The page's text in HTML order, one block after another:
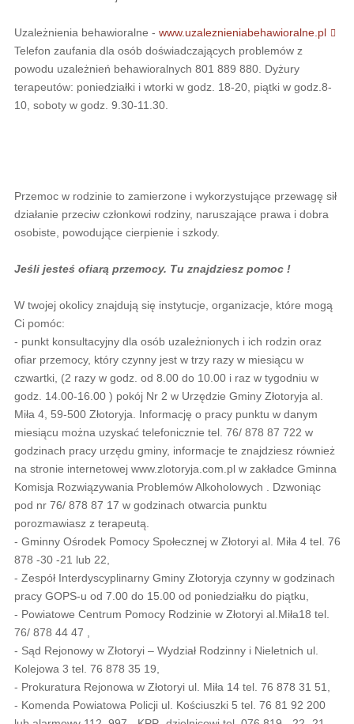
Uzależnienia behawioralne - www.uzaleznieniabehawioralne.pl
Telefon zaufania dla osób doświadczających problemów z
powodu uzależnień behawioralnych 801 889 880. Dyżury
terapeutów: poniedziałki i wtorki w godz. 18-20, piątki w godz.8-
10, soboty w godz. 9.30-11.30.
Przemoc w rodzinie to zamierzone i wykorzystujące przewagę sił
działanie przeciw członkowi rodziny, naruszające prawa i dobra
osobiste, powodujące cierpienie i szkody.
Jeśli jesteś ofiarą przemocy. Tu znajdziesz pomoc !
W twojej okolicy znajdują się instytucje, organizacje, które mogą
Ci pomóc:
- punkt konsultacyjny dla osób uzależnionych i ich rodzin oraz
ofiar przemocy, który czynny jest w trzy razy w miesiącu w
czwartki, (2 razy w godz. od 8.00 do 10.00 i raz w tygodniu w
godz. 14.00-16.00 ) pokój Nr 2 w Urzędzie Gminy Złotoryja al.
Miła 4, 59-500 Złotoryja. Informację o pracy punktu w danym
miesiącu można uzyskać telefonicznie tel. 76/ 878 87 722 w
godzinach pracy urzędu gminy, informacje te znajdziesz również
na stronie internetowej www.zlotoryja.com.pl w zakładce Gminna
Komisja Rozwiązywania Problemów Alkoholowych . Dzwoniąc
pod nr 76/ 878 87 17 w godzinach otwarcia punktu
porozmawiasz z terapeutą.
- Gminny Ośrodek Pomocy Społecznej w Złotoryi al. Miła 4 tel. 76
878 -30 -21 lub 22,
- Zespół Interdyscyplinarny Gminy Złotoryja czynny w godzinach
pracy GOPS-u od 7.00 do 15.00 od poniedziałku do piątku,
- Powiatowe Centrum Pomocy Rodzinie w Złotoryi al.Miła18 tel.
76/ 878 44 47 ,
- Sąd Rejonowy w Złotoryi – Wydział Rodzinny i Nieletnich ul.
Kolejowa 3 tel. 76 878 35 19,
- Prokuratura Rejonowa w Złotoryi ul. Miła 14 tel. 76 878 31 51,
- Komenda Powiatowa Policji ul. Kościuszki 5 tel. 76 81 92 200